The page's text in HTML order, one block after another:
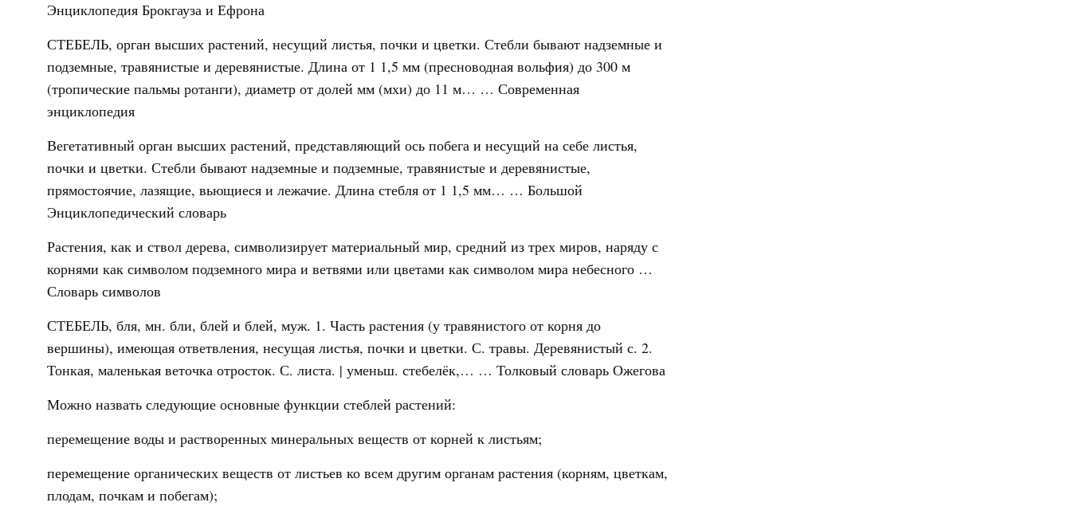
Энциклопедия Брокгауза и Ефрона
СТЕБЕЛЬ, орган высших растений, несущий листья, почки и цветки. Стебли бывают надземные и
подземные, травянистые и деревянистые. Длина от 1 1,5 мм (пресноводная вольфия) до 300 м
(тропические пальмы ротанги), диаметр от долей мм (мхи) до 11 м… … Современная
энциклопедия
Вегетативный орган высших растений, представляющий ось побега и несущий на себе листья,
почки и цветки. Стебли бывают надземные и подземные, травянистые и деревянистые,
прямостоячие, лазящие, вьющиеся и лежачие. Длина стебля от 1 1,5 мм… … Большой
Энциклопедический словарь
Растения, как и ствол дерева, символизирует материальный мир, средний из трех миров, наряду с
корнями как символом подземного мира и ветвями или цветами как символом мира небесного …
Словарь символов
СТЕБЕЛЬ, бля, мн. бли, блей и блей, муж. 1. Часть растения (у травянистого от корня до
вершины), имеющая ответвления, несущая листья, почки и цветки. С. травы. Деревянистый с. 2.
Тонкая, маленькая веточка отросток. С. листа. | уменьш. стебелёк,… … Толковый словарь Ожегова
Можно назвать следующие основные функции стеблей растений:
перемещение воды и растворенных минеральных веществ от корней к листьям;
перемещение органических веществ от листьев ко всем другим органам растения (корням, цветкам,
плодам, почкам и побегам);